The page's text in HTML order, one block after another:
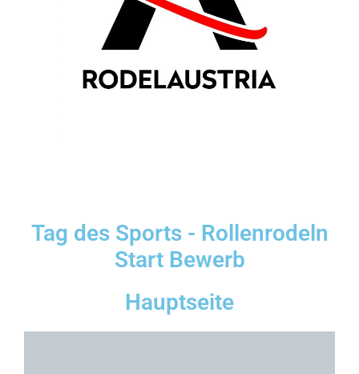
Tag des Sports - Rollenrodeln
Start Bewerb
Hauptseite